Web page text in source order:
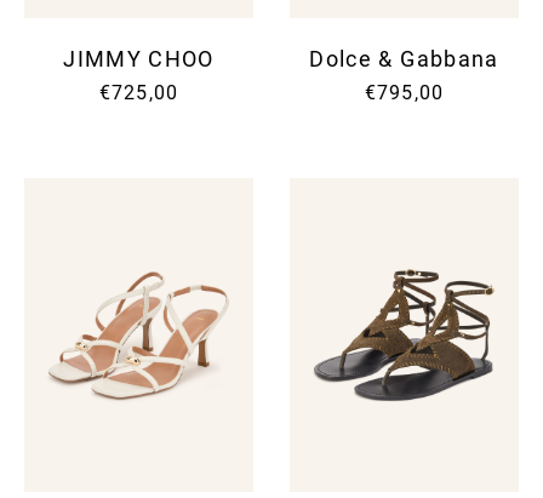
JIMMY CHOO
€725,00
Dolce & Gabbana
€795,00